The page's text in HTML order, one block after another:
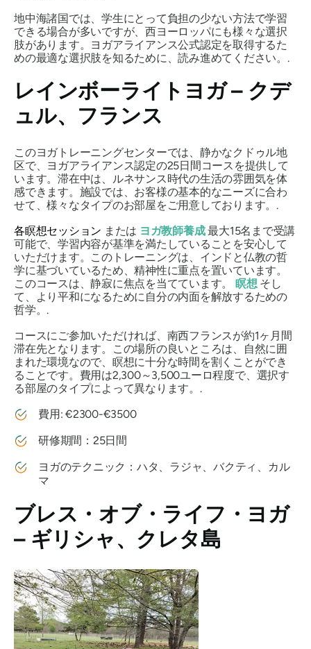
地中海諸国では、学生にとって負担の少ない方法で学習
できる場合が多いですが、西ヨーロッパにも様々な選択
肢があります。ヨガアライアンス公式認定を取得するた
めの最適な選択肢を知るために、読み進めてください。.
レインボーライトヨガ – クデ
ュル、フランス
このヨガトレーニングセンターでは、静かなクドゥル地
区で、ヨガアライアンス認定の25日間コースを提供して
います。滞在中は、ルネサンス時代の生活の雰囲気を体
感できます。施設では、お客様の基本的なニーズに合わ
せて、様々なタイプのお部屋をご用意しております。.
各瞑想セッション または ヨガ教師養成最大15名まで受講
可能で、学習内容が基準を満たしていることを安心して
いただけます。このトレーニングは、インドと仏教の哲
学に基づいているため、精神性に重点を置いています。
このコースは、静寂に焦点を当てています。 瞑想そし
て、より平和になるために自分の内面を解放するための
哲学。.
コースにご参加いただければ、南西フランスが約1ヶ月間
滞在先となります。この場所の良いところは、自然に囲
まれた環境なので、瞑想に十分な時間を割くことができ
ることです。費用は2,300～3,500ユーロ程度で、選択す
る部屋のタイプによって異なります。.
費用: €2300-€3500
研修期間：25日間
ヨガのテクニック：ハタ、ラジャ、バクティ、カル
マ
ブレス・オブ・ライフ・ヨガ
– ギリシャ、クレタ島